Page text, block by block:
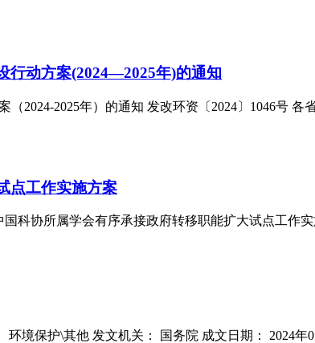
行动方案(2024—2025年)的通知
2024-2025年）的通知 发改环资〔2024〕1046号
点工作实施方案
科协所属学会有序承接政府转移职能扩大试点工作
环境保护\其他 发文机关： 国务院 成文日期： 2024